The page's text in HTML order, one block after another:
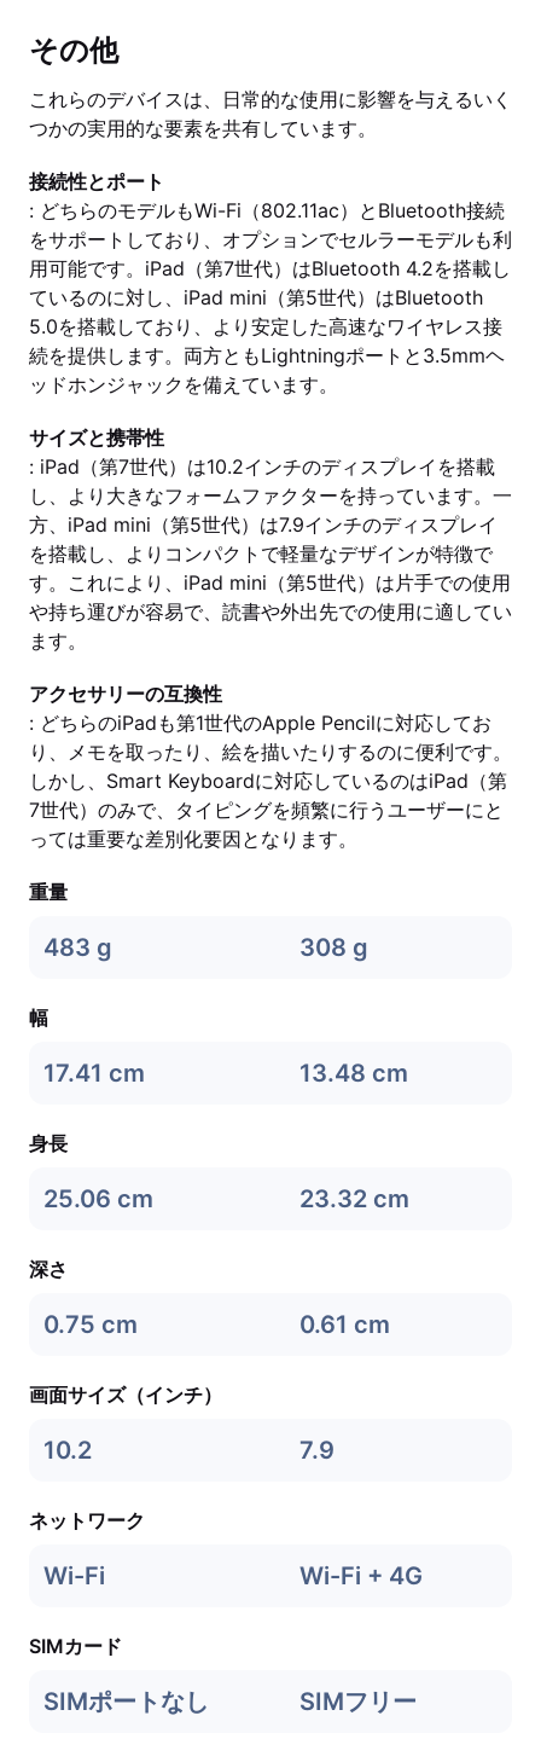
その他
これらのデバイスは、日常的な使用に影響を与えるいく
つかの実用的な要素を共有しています。
接続性とポート
: どちらのモデルもWi-Fi（802.11ac）とBluetooth接続
をサポートしており、オプションでセルラーモデルも利
用可能です。iPad（第7世代）はBluetooth 4.2を搭載し
ているのに対し、iPad mini（第5世代）はBluetooth
5.0を搭載しており、より安定した高速なワイヤレス接
続を提供します。両方ともLightningポートと3.5mmヘ
ッドホンジャックを備えています。
サイズと携帯性
: iPad（第7世代）は10.2インチのディスプレイを搭載
し、より大きなフォームファクターを持っています。一
方、iPad mini（第5世代）は7.9インチのディスプレイ
を搭載し、よりコンパクトで軽量なデザインが特徴で
す。これにより、iPad mini（第5世代）は片手での使用
や持ち運びが容易で、読書や外出先での使用に適してい
ます。
アクセサリーの互換性
: どちらのiPadも第1世代のApple Pencilに対応してお
り、メモを取ったり、絵を描いたりするのに便利です。
しかし、Smart Keyboardに対応しているのはiPad（第
7世代）のみで、タイピングを頻繁に行うユーザーにと
っては重要な差別化要因となります。
重量
483 g 308 g
幅
17.41 cm 13.48 cm
身長
25.06 cm 23.32 cm
深さ
0.75 cm 0.61 cm
画面サイズ（インチ）
10.2 7.9
ネットワーク
Wi-Fi Wi-Fi + 4G
SIMカード
SIMポートなし SIMフリー